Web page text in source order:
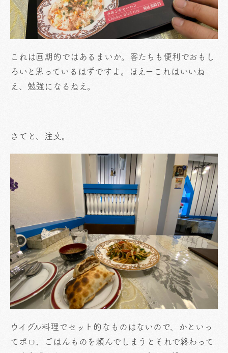
これは画期的ではあるまいか。客たちも便利でおもし
ろいと思っているはずですよ。ほえーこれはいいね
え、勉強になるねえ。
さてと、注文。
ウイグル料理でセット的なものはないので、かといっ
てポロ、ごはんものを頼んでしまうとそれで終わって